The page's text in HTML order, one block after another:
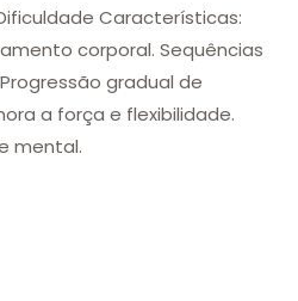
Características:
corporal. Sequências
gradual de
a força e flexibilidade.
mental.